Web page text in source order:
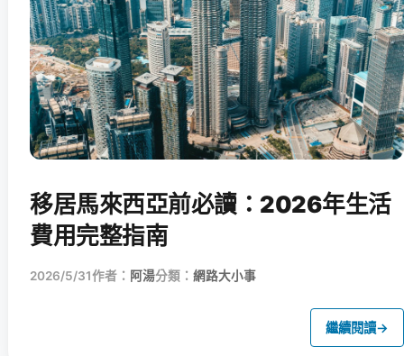
移居馬來西亞前必讀：2026年生活
費用完整指南
2026/5/31作者： 阿湯分類： 網路大小事
繼續閱讀→